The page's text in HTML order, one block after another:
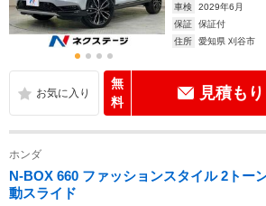
車検
2029年6月
保証
保証付
住所
愛知県 刈谷市
無
料
見積も
ホンダ
N-BOX 660 ファッションスタイル 2トー
動スライド